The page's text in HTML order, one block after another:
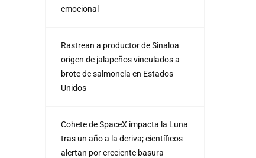
emocional
Rastrean a productor de Sinaloa
origen de jalapeños vinculados a
brote de salmonela en Estados
Unidos
Cohete de SpaceX impacta la Luna
tras un año a la deriva; científicos
alertan por creciente basura